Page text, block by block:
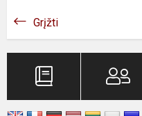
Grįžti